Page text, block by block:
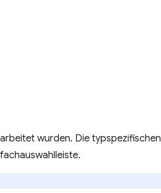
wurden. Die typspezifischen